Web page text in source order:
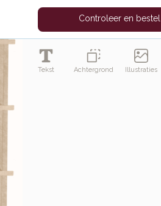
Controleer en bestel
Tekst Achtergrond Illustraties